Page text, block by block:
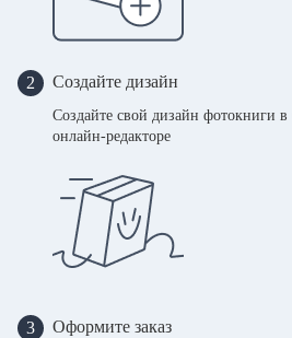
2 Создайте дизайн
Создайте свой дизайн фотокниги
онлайн-редакторе
3 Оформите заказ